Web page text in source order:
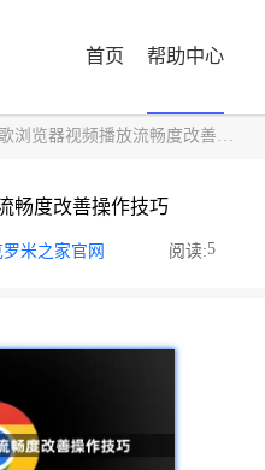
首页 帮助中心
浏览器视频播放流畅度改善操作技巧
畅度改善操作技巧
罗米之家官网 阅读:5